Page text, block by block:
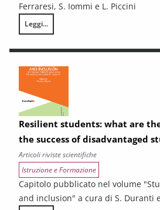
Ferraresi, S. Iommi e L. Piccini
Leggi...
Sub-Regional Socio-Economic
Resilient students: what are
the success of disadvantaged
Articoli riviste scientifiche
Istruzione e Formazione
Capitolo pubblicato nel volume
and inclusion" a cura di S. Duranti